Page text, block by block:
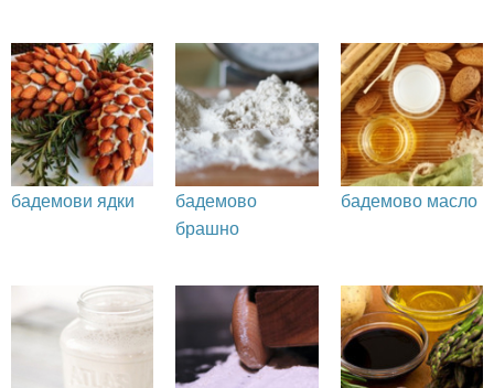
бадемови ядки
бадемово
брашно
бадемово масло